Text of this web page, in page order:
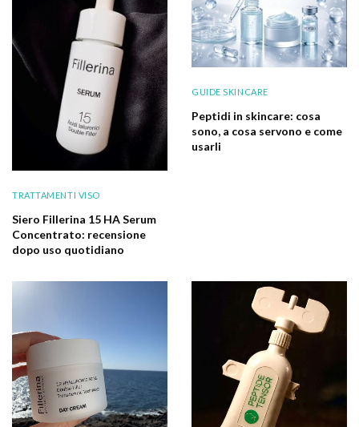
TRATTAMENTI VISO
Siero Fillerina 15 HA Serum
Concentrato: recensione
dopo uso quotidiano
GUIDE SKINCARE
Peptidi in skincare: cosa
sono, a cosa servono e come
usarli